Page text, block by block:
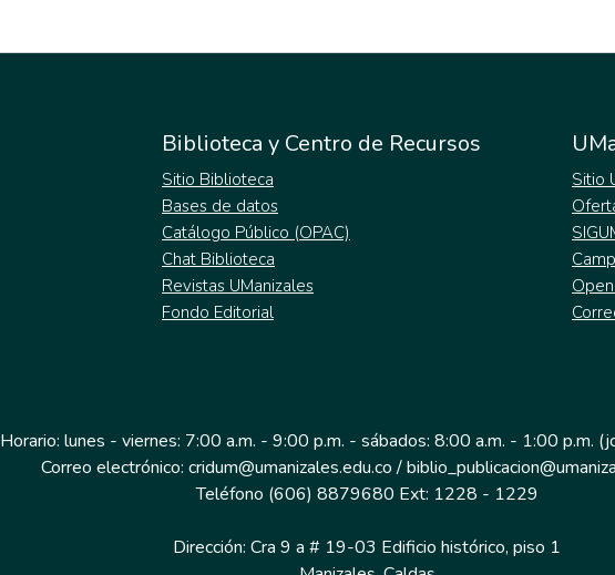
Biblioteca y Centro de Recursos
Sitio Biblioteca
Bases de datos
Catálogo Público (OPAC)
Chat Biblioteca
Revistas UManizales
Fondo Editorial
Sitio
Horario: lunes - viernes: 7:00 a.m. - 9:00 p.m. - sábados: 8:00 a.m. - 1:00 p.m.
Correo electrónico: cridum@umanizales.edu.co /
Teléfono (606) 8879680 Ext: 1228 - 1229
Dirección: Cra 9 a # 19-03 Edificio histórico, piso 1